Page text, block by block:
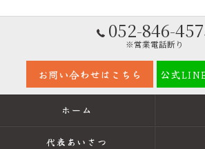
052-846-
※営業電話断り
お問い合わせはこちら 公式
ホーム
代表あいさつ